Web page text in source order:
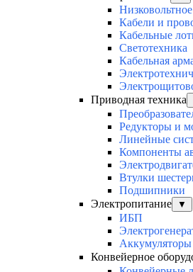
Кабели и
Кабельные
Светотехника
Кабельная
Приводная техника
Редукторы и
Линейные
Компоненты
Втулки
Подшипники
Электропитание
▼
ИБП
Аккумуляторы
Конвейерное